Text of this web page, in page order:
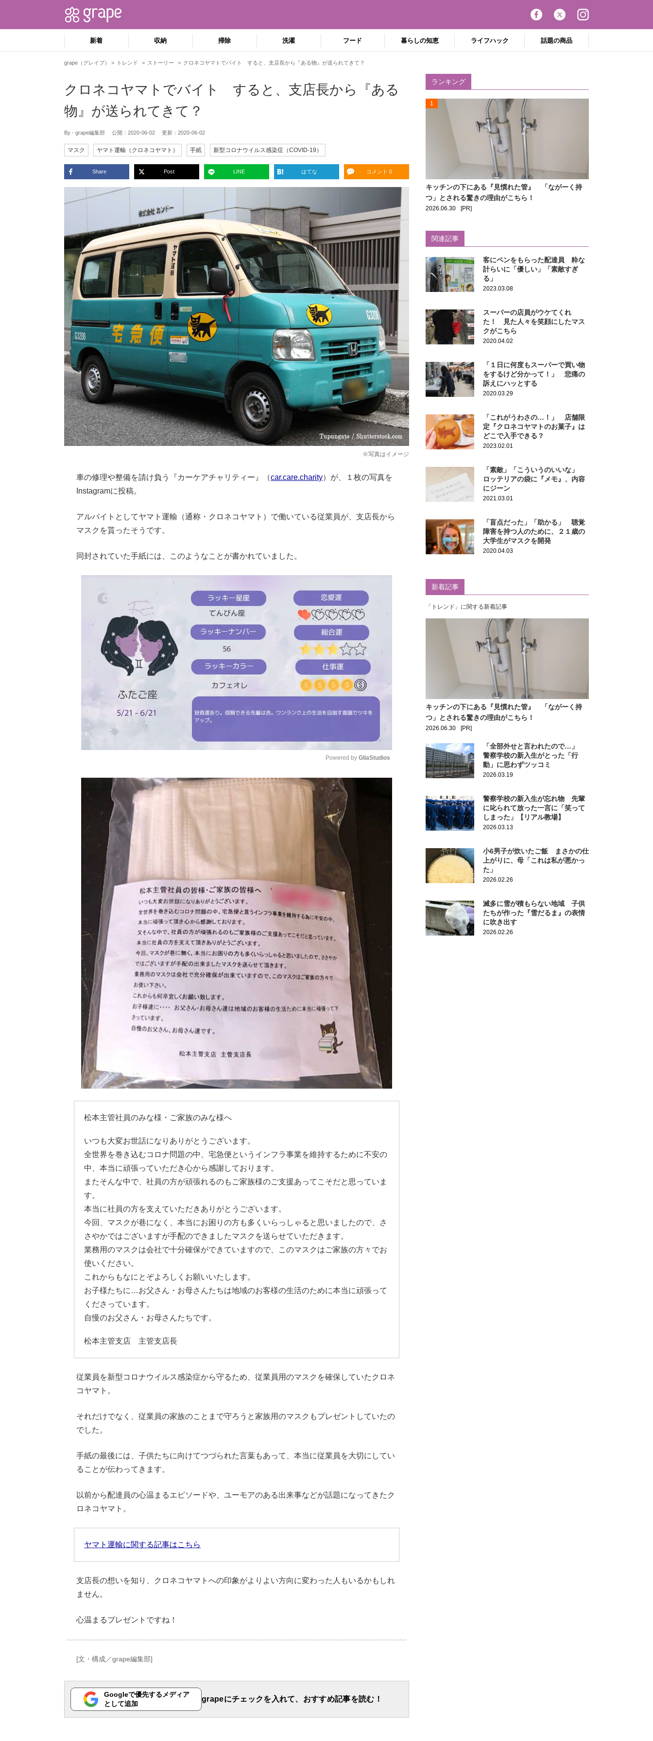
新着 収納 掃除 洗濯 フード 暮らしの知恵 ライフハック 話題の商品
grape（グレイプ） トレンド ストーリー クロネコヤマトでバイト すると、支店長から『ある物』が送られてきて？
クロネコヤマトでバイト すると、支店長から『ある
物』が送られてきて？
By - grape編集部 公開： 2020-06-02 更新： 2020-06-02
マスク ヤマト運輸（クロネコヤマト） 手紙 新型コロナウイルス感染症（COVID-19）
Share Post LINE はてな コメント 0
※写真はイメージ
車の修理や整備を請け負う『カーケアチャリティー』（car.care.charity）が、１枚の写真を
Instagramに投稿。
アルバイトとしてヤマト運輸（通称・クロネコヤマト）で働いている従業員が、支店長から
マスクを貰ったそうです。
同封されていた手紙には、このようなことが書かれていました。
Mute
Powered by GliaStudios
松本主管社員のみな様・ご家族のみな様へ
いつも大変お世話になりありがとうございます。
全世界を巻き込むコロナ問題の中、宅急便というインフラ事業を維持するために不安の
中、本当に頑張っていただき心から感謝しております。
またそんな中で、社員の方が頑張れるのもご家族様のご支援あってこそだと思っていま
す。
本当に社員の方を支えていただきありがとうございます。
今回、マスクが巷になく、本当にお困りの方も多くいらっしゃると思いましたので、さ
さやかではございますが手配のできましたマスクを送らせていただきます。
業務用のマスクは会社で十分確保ができていますので、このマスクはご家族の方々でお
使いください。
これからもなにとぞよろしくお願いいたします。
お子様たちに…お父さん・お母さんたちは地域のお客様の生活のために本当に頑張って
くださっています。
自慢のお父さん・お母さんたちです。
松本主管支店 主管支店長
従業員を新型コロナウイルス感染症から守るため、従業員用のマスクを確保していたクロネ
コヤマト。
それだけでなく、従業員の家族のことまで守ろうと家族用のマスクもプレゼントしていたの
でした。
手紙の最後には、子供たちに向けてつづられた言葉もあって、本当に従業員を大切にしてい
ることが伝わってきます。
以前から配達員の心温まるエピソードや、ユーモアのある出来事などが話題になってきたク
ロネコヤマト。
ヤマト運輸に関する記事はこちら
支店長の想いを知り、クロネコヤマトへの印象がよりよい方向に変わった人もいるかもしれ
ません。
心温まるプレゼントですね！
[文・構成／grape編集部]
Googleで優先するメディア
として追加
grapeにチェックを入れて、おすすめ記事を読む！
ランキング
1
キッチンの下にある『見慣れた管』 「ながーく持
つ」とされる驚きの理由がこちら！
2026.06.30 [PR]
関連記事
客にペンをもらった配達員 粋な
計らいに「優しい」「素敵すぎ
る」
2023.03.08
スーパーの店員がウケてくれ
た！ 見た人々を笑顔にしたマス
クがこちら
2020.04.02
「１日に何度もスーパーで買い物
をするけど分かって！」 悲痛の
訴えにハッとする
2020.03.29
「これがうわさの…！」 店舗限
定『クロネコヤマトのお菓子』は
どこで入手できる？
2023.02.01
「素敵」「こういうのいいな」
ロッテリアの袋に『メモ』、内容
にジーン
2021.03.01
「盲点だった」「助かる」 聴覚
障害を持つ人のために、２１歳の
大学生がマスクを開発
2020.04.03
新着記事
「トレンド」に関する新着記事
キッチンの下にある『見慣れた管』 「ながーく持
つ」とされる驚きの理由がこちら！
2026.06.30 [PR]
「全部外せと言われたので…」
警察学校の新入生がとった「行
動」に思わずツッコミ
2026.03.19
警察学校の新入生が忘れ物 先輩
に叱られて放った一言に「笑って
しまった」【リアル教場】
2026.03.13
小6男子が炊いたご飯 まさかの仕
上がりに、母「これは私が悪かっ
た」
2026.02.26
滅多に雪が積もらない地域 子供
たちが作った『雪だるま』の表情
に吹き出す
2026.02.26